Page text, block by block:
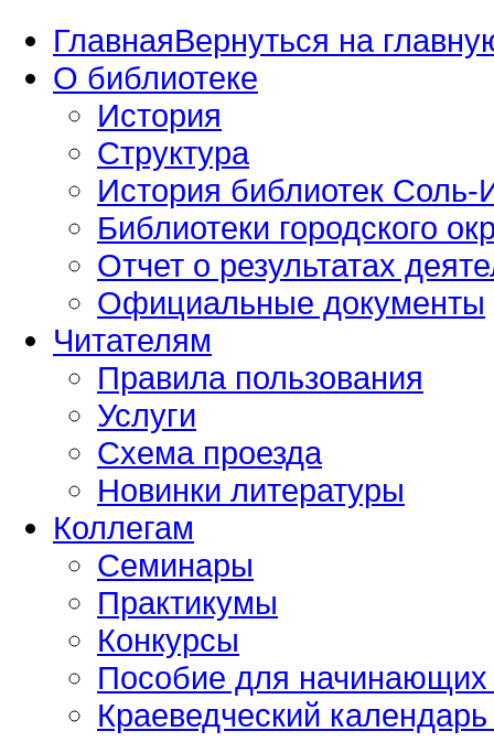
ГлавнаяВернуться на
О библиотеке
История
Структура
История библиотек Соль-
Библиотеки городского
Отчет о результатах
Официальные документы
Читателям
Правила пользования
Услуги
Схема проезда
Новинки литературы
Коллегам
Семинары
Практикумы
Конкурсы
Пособие для начинающих
Краеведческий